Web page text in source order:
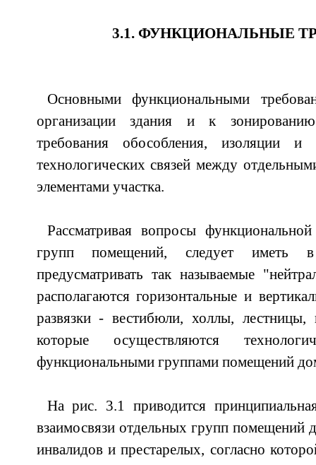
3.1. ФУНКЦИОНАЛЬНЫЕ
Основными функциональными
организации здания и к
требования обособления, изоляции и
технологических связей между
элементами участка.
Рассматривая вопросы
групп помещений, следует иметь
предусматривать так называемые
располагаются горизонтальные и
развязки - вестибюли, холлы,
которые осуществляются
функциональными группами помещений
На рис. 3.1 приводится
взаимосвязи отдельных групп помещений
инвалидов и престарелых, согласно